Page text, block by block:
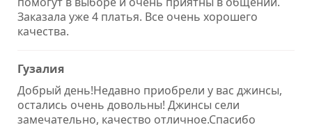
Заказала уже 4 платья. Все очень хорошего
качества.
Гузалия
Добрый день!Недавно приобрели у вас джинсы,
остались очень довольны! Джинсы сели
замечательно, качество отличное.Спасибо